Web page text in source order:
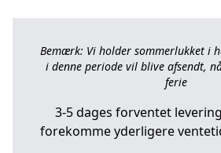
Bemærk: Vi holder sommerlukket i
i denne periode vil blive afsendt,
ferie
3-5 dages forventet
forekomme yderligere